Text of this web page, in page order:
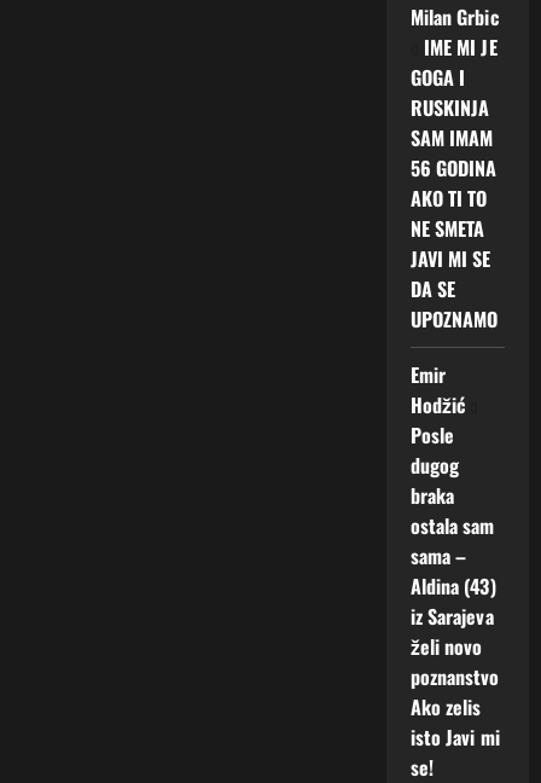
Milan Grbic
IME MI JE
GOGA I
RUSKINJA
SAM IMAM
56 GODINA
AKO TI TO
NE SMETA
JAVI MI SE
DA SE
UPOZNAMO
Emir
Hodžić
Posle
dugog
braka
ostala sam
sama –
Aldina (43)
iz Sarajeva
želi novo
poznanstvo
Ako zelis
isto Javi mi
se!